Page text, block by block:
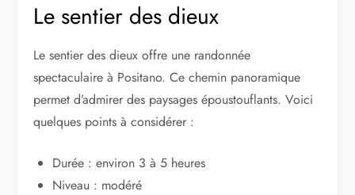
Le sentier des dieux
Le sentier des dieux offre une randonnée
spectaculaire à Positano. Ce chemin panoramique
permet d’admirer des paysages époustouflants. Voici
quelques points à considérer :
Durée : environ 3 à 5 heures
Niveau : modéré